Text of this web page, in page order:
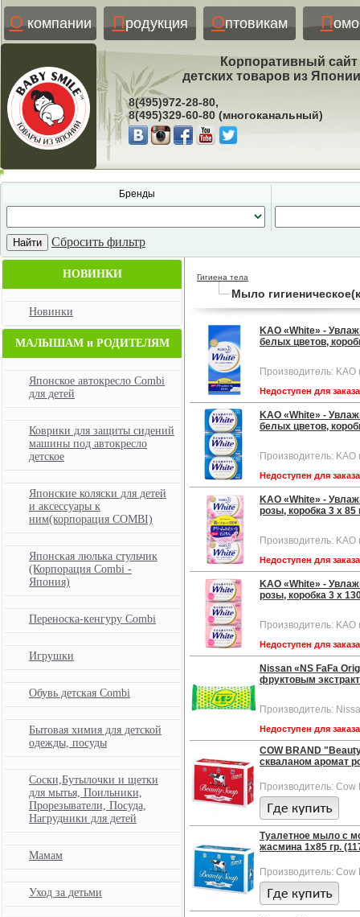
Окомпании Продукция Оптовикам П
Корпоративный
детских товаров из
8(495)972-28-80,
8(495)329-60-80 (многоканальный)
Бренды
Сбросить фильтр
НОВИНКИ
Новинки
МАЛЫШАМ и РОДИТЕЛЯМ
Японское автокресло Combi
для детей
Коврики для защиты сидений
машины под автокресло
детское
Японские коляски для детей
и аксессуары к
ним(корпорация COMBI)
Японская люлька стульчик
(Корпорация Combi -
Япония)
Переноска-кенгуру Combi
Игрушки
Обувь детская Combi
Бытовая химия для детской
одежды, посуды
Соски,Бутылочки и щетки
для мытья, Поильники,
Прорезыватели, Посуда,
Нагрудники для детей
Мамам
Уход за детьми
Гигиена тела
Мыло
KAO «White» -
белых цветов,
Производитель:
Недоступен для
KAO «White» -
белых цветов,
Производитель:
Недоступен для
KAO «White» -
розы, коробка 3 х 85
Производитель:
Недоступен для
KAO «White» -
розы, коробка 3 х
Производитель:
Недоступен для
Nissan «NS FaFa
фруктовым
Производитель:
Недоступен для
COW BRAND
скваланом аромат
Производитель:
Туалетное мыло с
жасмина 1х85 гр.
Производитель: